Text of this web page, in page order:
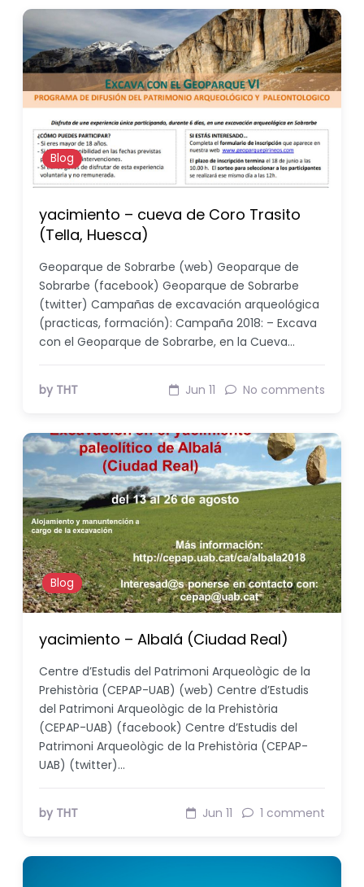
Blog
yacimiento – cueva de Coro Trasito
(Tella, Huesca)
Geoparque de Sobrarbe (web) Geoparque de
Sobrarbe (facebook) Geoparque de Sobrarbe
(twitter) Campañas de excavación arqueológica
(practicas, formación): Campaña 2018: – Excava
con el Geoparque de Sobrarbe, en la Cueva…
by THT Jun 11 No comments
Blog
yacimiento – Albalá (Ciudad Real)
Centre d’Estudis del Patrimoni Arqueològic de la
Prehistòria (CEPAP-UAB) (web) Centre d’Estudis
del Patrimoni Arqueològic de la Prehistòria
(CEPAP-UAB) (facebook) Centre d’Estudis del
Patrimoni Arqueològic de la Prehistòria (CEPAP-
UAB) (twitter)…
by THT Jun 11 1 comment